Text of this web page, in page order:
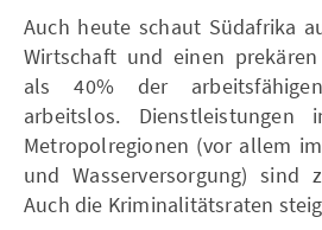
Auch heute schaut Südafrika
Wirtschaft und einen
als 40% der
arbeitslos. Dienstleistungen
Metropolregionen (vor allem
und Wasserversorgung) sind
Auch die Kriminalitätsraten